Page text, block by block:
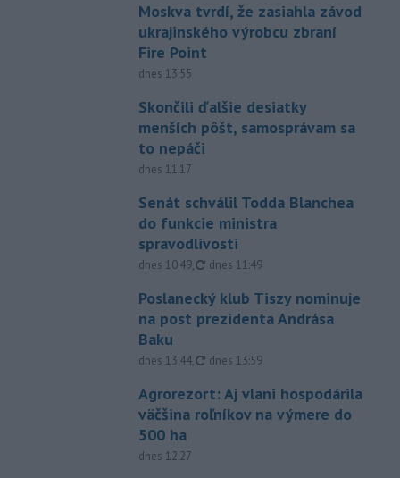
Moskva tvrdí, že zasiahla závod
ukrajinského výrobcu zbraní
Fire Point
dnes 13:55
Skončili ďalšie desiatky
menších pôšt, samosprávam sa
to nepáči
dnes 11:17
Senát schválil Todda Blanchea
do funkcie ministra
spravodlivosti
dnes 10:49, aktualizované
dnes 11:49
Poslanecký klub Tiszy nominuje
na post prezidenta Andrása
Baku
dnes 13:44, aktualizované
dnes 13:59
Agrorezort: Aj vlani hospodárila
väčšina roľníkov na výmere do
500 ha
dnes 12:27